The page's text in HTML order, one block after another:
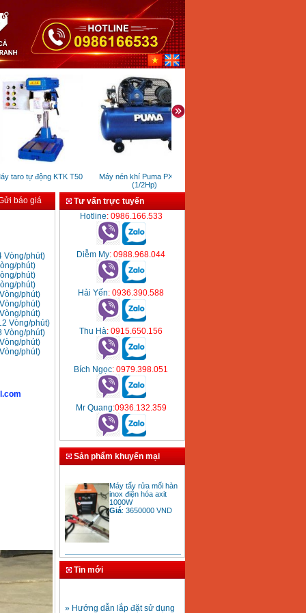
taro tự động KTK T50
Máy nén khí Puma PX0260
(1/2Hp)
báo giá
Vòng/phút)
phút)
phút)
phút)
phút)
phút)
phút)
Vòng/phút)
Vòng/phút)
phút)
phút)
Tư vấn trực tuyến
Hotline: 0986.166.533
Diễm My: 0988.968.044
Hải Yến: 0936.390.588
Thu Hà: 0915.650.156
Bích Ngọc: 0979.398.051
Mr Quang:0936.132.359
Sản phẩm khuyến mại
inox điện hóa axit
1000W
Giá:3650000 VND
Bảng giá mũi khoan
rút lõi bê tông
Mũi khoan rút lõi bê
Tin mới
máy hàn ống nhựa HDPE